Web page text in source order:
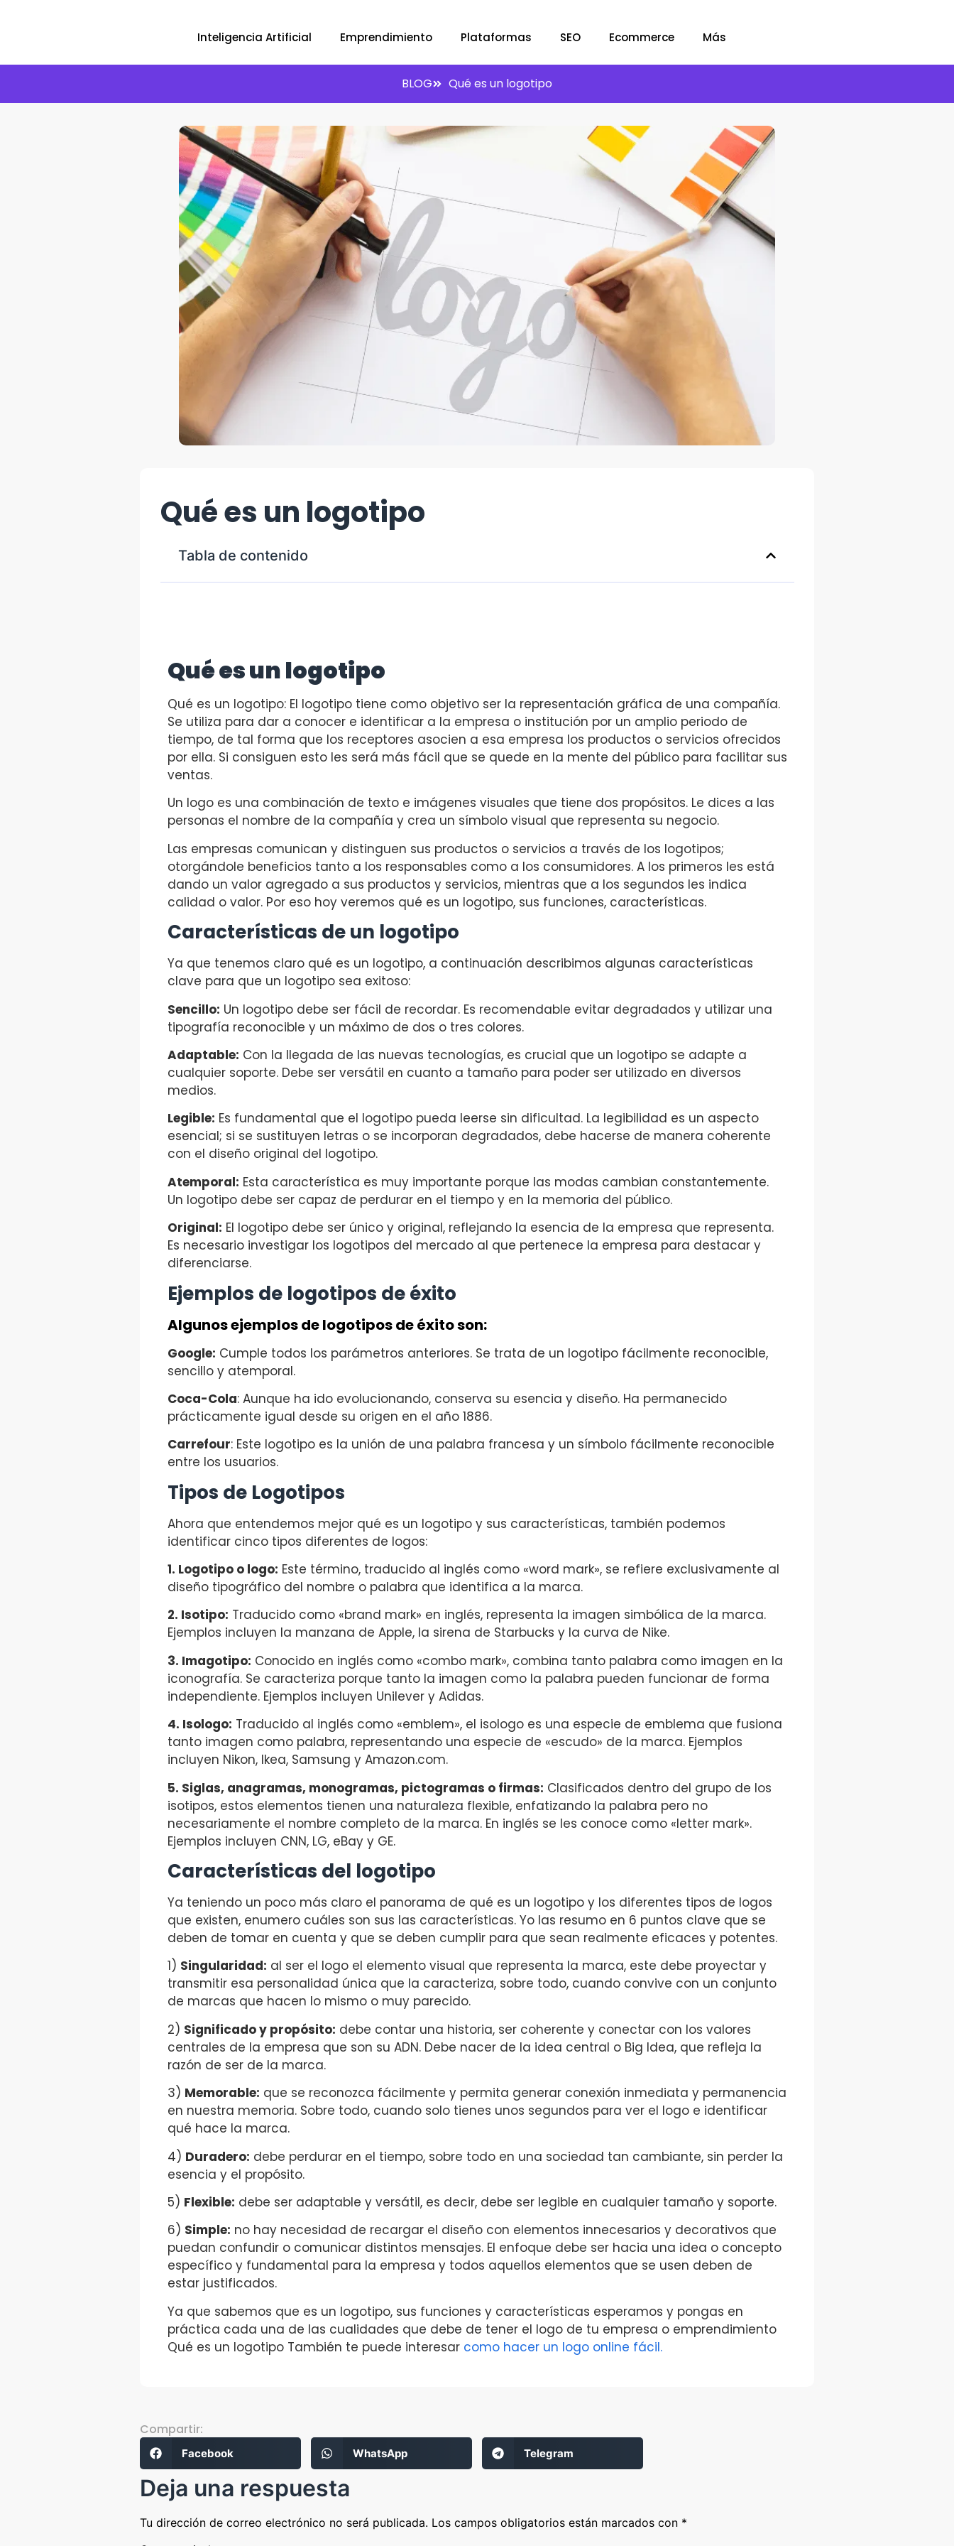
Inteligencia Artificial Emprendimiento Plataformas SEO Ecommerce Más
BLOG Qué es un logotipo
Qué es un logotipo
Tabla de contenido
Qué es un logotipo
Qué es un logotipo: El logotipo tiene como objetivo ser la representación gráfica de una compañía.
Se utiliza para dar a conocer e identificar a la empresa o institución por un amplio periodo de
tiempo, de tal forma que los receptores asocien a esa empresa los productos o servicios ofrecidos
por ella. Si consiguen esto les será más fácil que se quede en la mente del público para facilitar sus
ventas.
Un logo es una combinación de texto e imágenes visuales que tiene dos propósitos. Le dices a las
personas el nombre de la compañía y crea un símbolo visual que representa su negocio.
Las empresas comunican y distinguen sus productos o servicios a través de los logotipos;
otorgándole beneficios tanto a los responsables como a los consumidores. A los primeros les está
dando un valor agregado a sus productos y servicios, mientras que a los segundos les indica
calidad o valor. Por eso hoy veremos qué es un logotipo, sus funciones, características.
Características de un logotipo
Ya que tenemos claro qué es un logotipo, a continuación describimos algunas características
clave para que un logotipo sea exitoso:
Sencillo: Un logotipo debe ser fácil de recordar. Es recomendable evitar degradados y utilizar una
tipografía reconocible y un máximo de dos o tres colores.
Adaptable: Con la llegada de las nuevas tecnologías, es crucial que un logotipo se adapte a
cualquier soporte. Debe ser versátil en cuanto a tamaño para poder ser utilizado en diversos
medios.
Legible: Es fundamental que el logotipo pueda leerse sin dificultad. La legibilidad es un aspecto
esencial; si se sustituyen letras o se incorporan degradados, debe hacerse de manera coherente
con el diseño original del logotipo.
Atemporal: Esta característica es muy importante porque las modas cambian constantemente.
Un logotipo debe ser capaz de perdurar en el tiempo y en la memoria del público.
Original: El logotipo debe ser único y original, reflejando la esencia de la empresa que representa.
Es necesario investigar los logotipos del mercado al que pertenece la empresa para destacar y
diferenciarse.
Ejemplos de logotipos de éxito
Algunos ejemplos de logotipos de éxito son:
Google: Cumple todos los parámetros anteriores. Se trata de un logotipo fácilmente reconocible,
sencillo y atemporal.
Coca-Cola: Aunque ha ido evolucionando, conserva su esencia y diseño. Ha permanecido
prácticamente igual desde su origen en el año 1886.
Carrefour: Este logotipo es la unión de una palabra francesa y un símbolo fácilmente reconocible
entre los usuarios.
Tipos de Logotipos
Ahora que entendemos mejor qué es un logotipo y sus características, también podemos
identificar cinco tipos diferentes de logos:
1. Logotipo o logo: Este término, traducido al inglés como «word mark», se refiere exclusivamente al
diseño tipográfico del nombre o palabra que identifica a la marca.
2. Isotipo: Traducido como «brand mark» en inglés, representa la imagen simbólica de la marca.
Ejemplos incluyen la manzana de Apple, la sirena de Starbucks y la curva de Nike.
3. Imagotipo: Conocido en inglés como «combo mark», combina tanto palabra como imagen en la
iconografía. Se caracteriza porque tanto la imagen como la palabra pueden funcionar de forma
independiente. Ejemplos incluyen Unilever y Adidas.
4. Isologo: Traducido al inglés como «emblem», el isologo es una especie de emblema que fusiona
tanto imagen como palabra, representando una especie de «escudo» de la marca. Ejemplos
incluyen Nikon, Ikea, Samsung y Amazon.com.
5. Siglas, anagramas, monogramas, pictogramas o firmas: Clasificados dentro del grupo de los
isotipos, estos elementos tienen una naturaleza flexible, enfatizando la palabra pero no
necesariamente el nombre completo de la marca. En inglés se les conoce como «letter mark».
Ejemplos incluyen CNN, LG, eBay y GE.
Características del logotipo
Ya teniendo un poco más claro el panorama de qué es un logotipo y los diferentes tipos de logos
que existen, enumero cuáles son sus las características. Yo las resumo en 6 puntos clave que se
deben de tomar en cuenta y que se deben cumplir para que sean realmente eficaces y potentes.
1) Singularidad: al ser el logo el elemento visual que representa la marca, este debe proyectar y
transmitir esa personalidad única que la caracteriza, sobre todo, cuando convive con un conjunto
de marcas que hacen lo mismo o muy parecido.
2) Significado y propósito: debe contar una historia, ser coherente y conectar con los valores
centrales de la empresa que son su ADN. Debe nacer de la idea central o Big Idea, que refleja la
razón de ser de la marca.
3) Memorable: que se reconozca fácilmente y permita generar conexión inmediata y permanencia
en nuestra memoria. Sobre todo, cuando solo tienes unos segundos para ver el logo e identificar
qué hace la marca.
4) Duradero: debe perdurar en el tiempo, sobre todo en una sociedad tan cambiante, sin perder la
esencia y el propósito.
5) Flexible: debe ser adaptable y versátil, es decir, debe ser legible en cualquier tamaño y soporte.
6) Simple: no hay necesidad de recargar el diseño con elementos innecesarios y decorativos que
puedan confundir o comunicar distintos mensajes. El enfoque debe ser hacia una idea o concepto
específico y fundamental para la empresa y todos aquellos elementos que se usen deben de
estar justificados.
Ya que sabemos que es un logotipo, sus funciones y características esperamos y pongas en
práctica cada una de las cualidades que debe de tener el logo de tu empresa o emprendimiento
Qué es un logotipo También te puede interesar como hacer un logo online fácil.
Compartir:
Facebook WhatsApp Telegram
Deja una respuesta
Tu dirección de correo electrónico no será publicada. Los campos obligatorios están marcados con *